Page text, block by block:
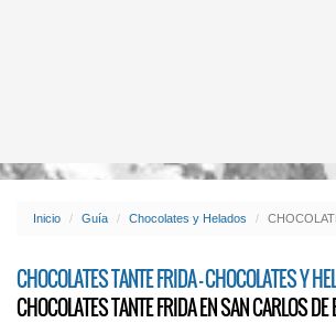
Inicio Guía Chocolates y Helados
CHOCOLATES TANTE FRIDA - CHOCOLATES Y
CHOCOLATES TANTE FRIDA EN SAN CARLOS